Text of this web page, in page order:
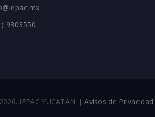
9303550
IEPAC YUCATÁN |Avisos de Privacidad.